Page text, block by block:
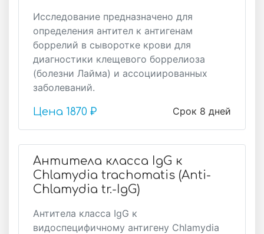
Исследование предназначено для
определения антител к антигенам
боррелий в сыворотке крови для
диагностики клещевого боррелиоза
(болезни Лайма) и ассоциированных
заболеваний.
Срок 8 дней
Цена 1870 ₽
Антитела класса IgG к
Chlamydia trachomatis (Anti-
Chlamydia tr.-IgG)
Антитела класса IgG к
видоспецифичному антигену Chlamydia